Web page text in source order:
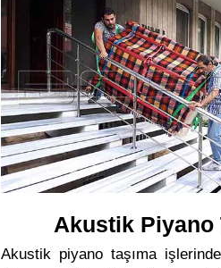
Akustik Piyano
Akustik piyano taşıma